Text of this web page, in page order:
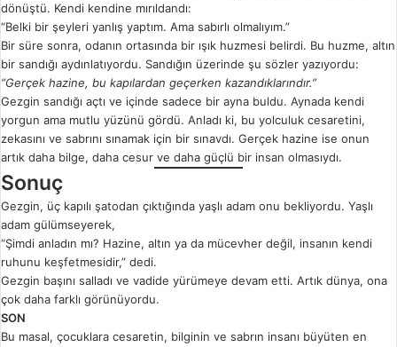
dönüştü. Kendi kendine mırıldandı:
“Belki bir şeyleri yanlış yaptım. Ama sabırlı olmalıyım.”
Bir süre sonra, odanın ortasında bir ışık huzmesi belirdi. Bu huzme, altın
bir sandığı aydınlatıyordu. Sandığın üzerinde şu sözler yazıyordu:
“Gerçek hazine, bu kapılardan geçerken kazandıklarındır.”
Gezgin sandığı açtı ve içinde sadece bir ayna buldu. Aynada kendi
yorgun ama mutlu yüzünü gördü. Anladı ki, bu yolculuk cesaretini,
zekasını ve sabrını sınamak için bir sınavdı. Gerçek hazine ise onun
artık daha bilge, daha cesur ve daha güçlü bir insan olmasıydı.
Sonuç
Gezgin, üç kapılı şatodan çıktığında yaşlı adam onu bekliyordu. Yaşlı
adam gülümseyerek,
“Şimdi anladın mı? Hazine, altın ya da mücevher değil, insanın kendi
ruhunu keşfetmesidir,” dedi.
Gezgin başını salladı ve vadide yürümeye devam etti. Artık dünya, ona
çok daha farklı görünüyordu.
SON
Bu masal, çocuklara cesaretin, bilginin ve sabrın insanı büyüten en